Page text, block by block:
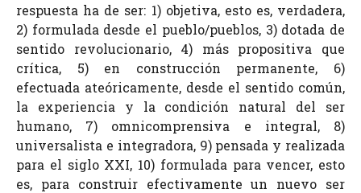
respuesta ha de ser: 1) objetiva, esto es, verdadera,
2) formulada desde el pueblo/pueblos, 3) dotada de
sentido revolucionario, 4) más propositiva que
crítica, 5) en construcción permanente, 6)
efectuada ateóricamente, desde el sentido común,
la experiencia y la condición natural del ser
humano, 7) omnicomprensiva e integral, 8)
universalista e integradora, 9) pensada y realizada
para el siglo XXI, 10) formulada para vencer, esto
es, para construir efectivamente un nuevo ser